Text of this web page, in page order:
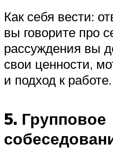
Как себя вести:
вы говорите про
рассуждения вы
свои ценности,
и подход к работе.
5. Групповое